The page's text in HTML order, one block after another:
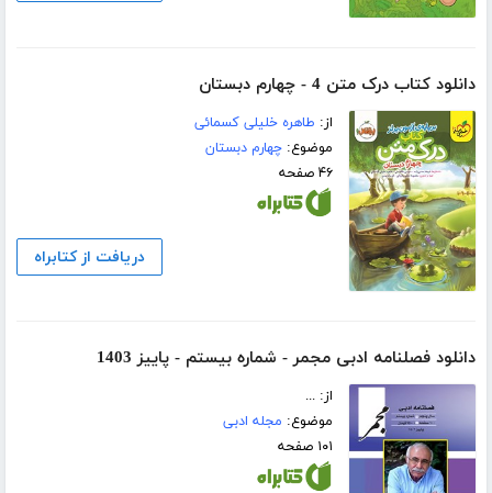
دانلود کتاب درک متن 4 - چهارم دبستان
از: طاهره خلیلی کسمائی
موضوع:چهارم دبستان
۴۶ صفحه
دریافت از کتابراه
دانلود فصلنامه ادبی مجمر - شماره بیستم - پاییز 1403
از: ...
موضوع: مجله ادبی
۱۰۱ صفحه